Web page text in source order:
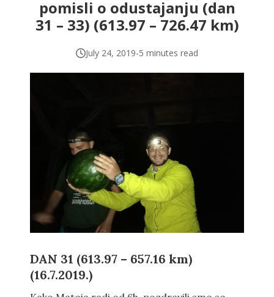
pomisli o odustajanju (dan
31 – 33) (613.97 – 726.47 km)
July 24, 2019-5 minutes read
DAN 31 (613.97 – 657.16 km)
(16.7.2019.)